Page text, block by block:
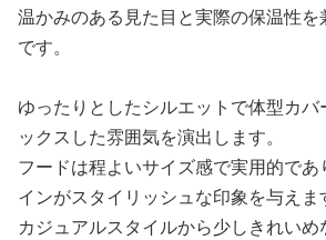
温かみのある見た目と実際の保温性
です。
ゆったりとしたシルエットで体型カ
ックスした雰囲気を演出します。
フードは程よいサイズ感で実用的で
インがスタイリッシュな印象を与えま
カジュアルスタイルから少しきれいめ